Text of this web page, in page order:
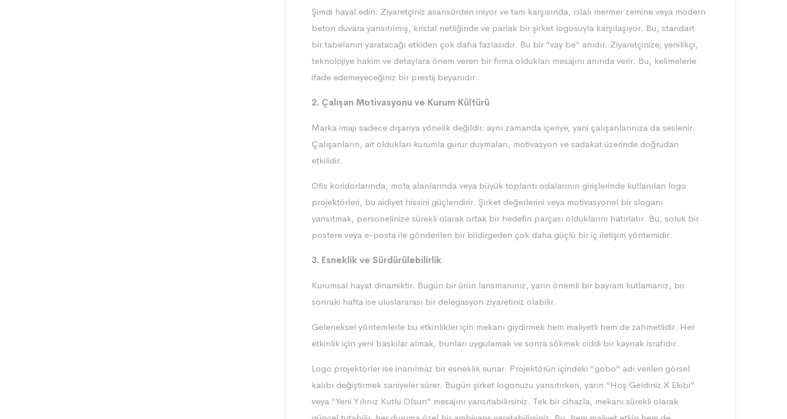
Şimdi hayal edin: Ziyaretçiniz asansörden iniyor ve tam karşısında, cilalı mermer zemine veya modern
beton duvara yansıtılmış, kristal netliğinde ve parlak bir şirket logosuyla karşılaşıyor. Bu, standart
bir tabelanın yaratacağı etkiden çok daha fazlasıdır. Bu bir “vay be” anıdır. Ziyaretçinize, yenilikçi,
teknolojiye hakim ve detaylara önem veren bir firma oldukları mesajını anında verir. Bu, kelimelerle
ifade edemeyeceğiniz bir prestij beyanıdır.
2. Çalışan Motivasyonu ve Kurum Kültürü
Marka imajı sadece dışarıya yönelik değildir; aynı zamanda içeriye, yani çalışanlarınıza da seslenir.
Çalışanların, ait oldukları kurumla gurur duymaları, motivasyon ve sadakat üzerinde doğrudan
etkilidir.
Ofis koridorlarında, mola alanlarında veya büyük toplantı odalarının girişlerinde kullanılan logo
projektörleri, bu aidiyet hissini güçlendirir. Şirket değerlerini veya motivasyonel bir sloganı
yansıtmak, personelinize sürekli olarak ortak bir hedefin parçası olduklarını hatırlatır. Bu, soluk bir
postere veya e-posta ile gönderilen bir bildirgeden çok daha güçlü bir iç iletişim yöntemidir.
3. Esneklik ve Sürdürülebilirlik
Kurumsal hayat dinamiktir. Bugün bir ürün lansmanınız, yarın önemli bir bayram kutlamanız, bir
sonraki hafta ise uluslararası bir delegasyon ziyaretiniz olabilir.
Geleneksel yöntemlerle bu etkinlikler için mekanı giydirmek hem maliyetli hem de zahmetlidir. Her
etkinlik için yeni baskılar almak, bunları uygulamak ve sonra sökmek ciddi bir kaynak israfıdır.
Logo projektörlerise inanılmaz bir esneklik sunar. Projektörün içindeki “gobo” adı verilen görsel
kalıbı değiştirmek saniyeler sürer. Bugün şirket logonuzu yansıtırken, yarın “Hoş Geldiniz X Ekibi”
veya “Yeni Yılınız Kutlu Olsun” mesajını yansıtabilirsiniz. Tek bir cihazla, mekanı sürekli olarak